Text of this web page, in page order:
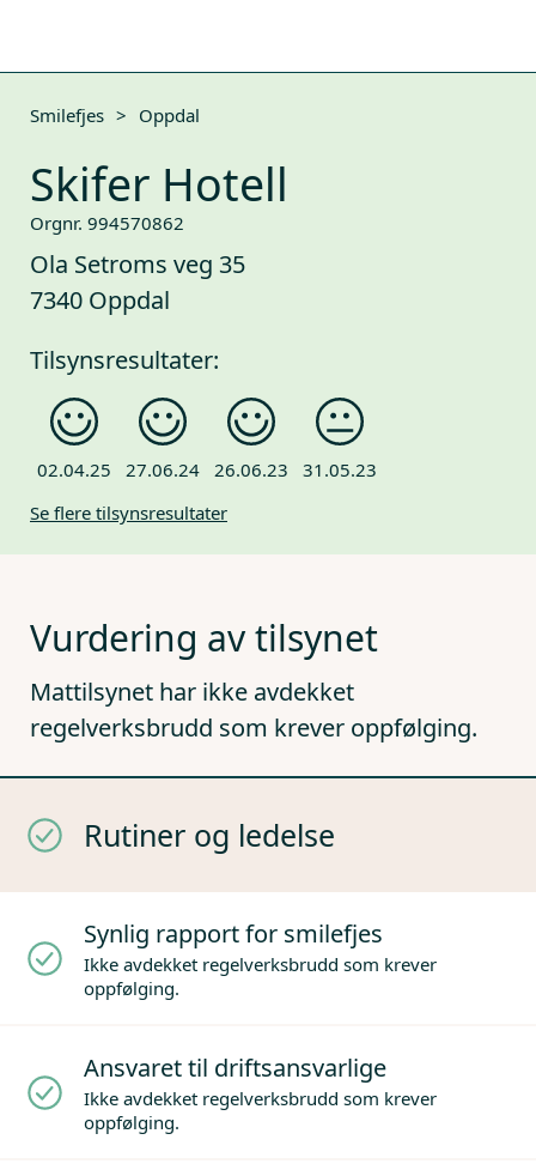
Smilefjes > Oppdal
Skifer Hotell
Orgnr. 994570862
Ola Setroms veg 35
7340 Oppdal
Tilsynsresultater:
02.04.25 27.06.24 26.06.23
31.05.23
Se flere tilsynsresultater
Vurdering av tilsynet
Mattilsynet har ikke avdekket
regelverksbrudd som krever oppfølging.
Rutiner og ledelse
Synlig rapport for smilefjes
Ikke avdekket regelverksbrudd som krever
oppfølging.
Ansvaret til driftsansvarlige
Ikke avdekket regelverksbrudd som krever
oppfølging.